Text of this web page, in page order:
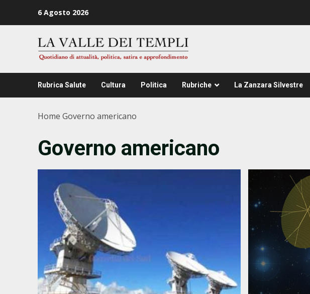
6 Agosto 2026
Rubrica Salute Cultura Politica Rubriche La Zanzara Silvestre
Home Governo americano
Governo americano